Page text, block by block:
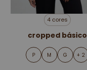
4 cores
cropped básico
P M G + 2